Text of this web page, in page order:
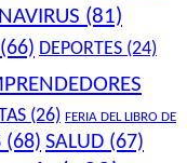
(81)
(66) DEPORTES (24)
(26) FERIA DEL LIBRO DE
(68) SALUD (67)